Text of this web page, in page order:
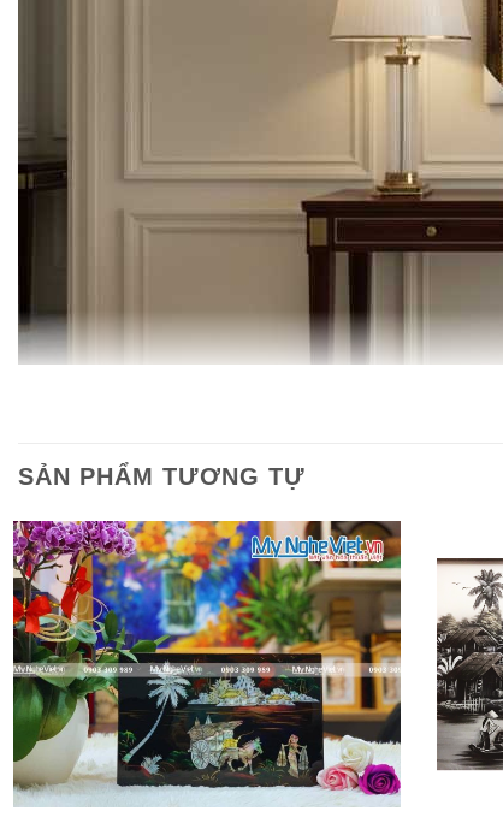
Tinh Hoa Nghệ Thuật Truyền
Tranh sơn mài là tinh hoa của nghệ thuật truyền thống
chế tác sơn mài độc đáo và sự sáng tạo không ngừng.
sâu và độ bền bỉ vượt trội.
SẢN PHẨM TƯƠNG TỰ